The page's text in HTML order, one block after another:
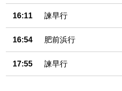
16:11 諫早行
16:54 肥前浜行
17:55 諫早行